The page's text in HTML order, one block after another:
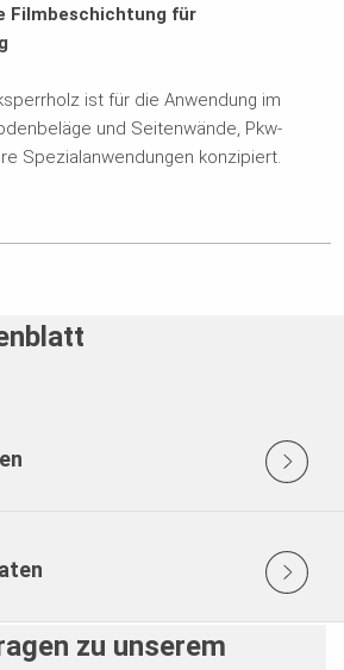
Filmbeschichtung für
ist für die Anwendung im
und Seitenwände, Pkw-
Spezialanwendungen konzipiert.
zu unserem